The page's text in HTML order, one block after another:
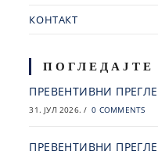
КОНТАКТ
ПОГЛЕДАЈТЕ
ПРЕВЕНТИВНИ
31. ЈУЛ 2026. / 0 COMMENTS
ПРЕВЕНТИВНИ